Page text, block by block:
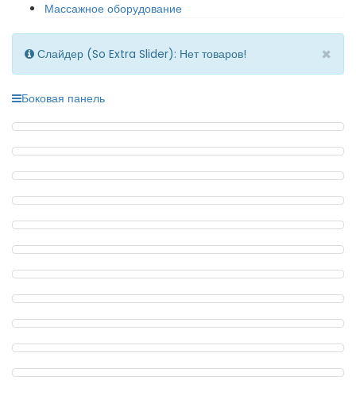
Массажное оборудование
Слайдер (So Extra Slider): Нет товаров! ×
Боковая панель